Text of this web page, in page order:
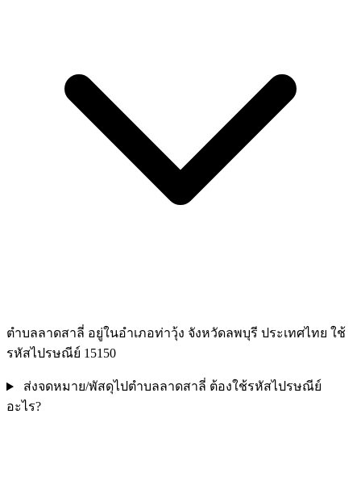
ตำบลลาดสาลี่ อยู่ในอำเภอท่าวุ้ง จังหวัดลพบุรี ประเทศไทย ใช้
รหัสไปรษณีย์ 15150
ส่งจดหมาย/พัสดุไปตำบลลาดสาลี่ ต้องใช้รหัสไปรษณีย์
อะไร?